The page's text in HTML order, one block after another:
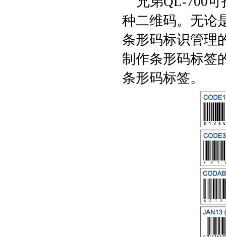
种二维码。无论
条形码标识管理
制作条形码标签
条形码标签。